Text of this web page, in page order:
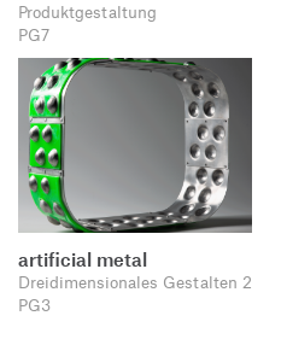
Produktgestaltung
PG7
artificial metal
Dreidimensionales Gestalten 2
PG3